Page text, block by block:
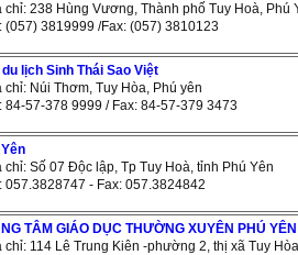
chỉ: 238 Hùng Vương, Thành phố Tuy Hoà, Phú
(057) 3819999 /Fax: (057) 3810123
du lịch Sinh Thái Sao Việt
chỉ: Núi Thơm, Tuy Hòa, Phú yên
84-57-378 9999 / Fax: 84-57-379 3473
chỉ: Số 07 Độc lập, Tp Tuy Hoà, tỉnh Phú Yên
057.3828747 - Fax: 057.3824842
TÂM GIÁO DỤC THƯỜNG XUYÊN PHÚ YÊN
chỉ: 114 Lê Trung Kiên -phường 2, thị xã Tuy